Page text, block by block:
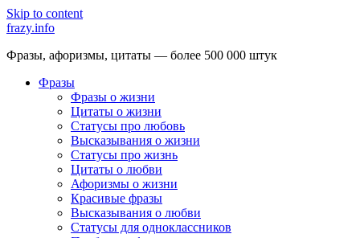
Skip to content
frazy.info
Фразы, афоризмы, цитаты — более 500 000 штук
Фразы
Фразы о жизни
Цитаты о жизни
Статусы про любовь
Высказывания о жизни
Статусы про жизнь
Цитаты о любви
Афоризмы о жизни
Красивые фразы
Высказывания о любви
Статусы для одноклассников